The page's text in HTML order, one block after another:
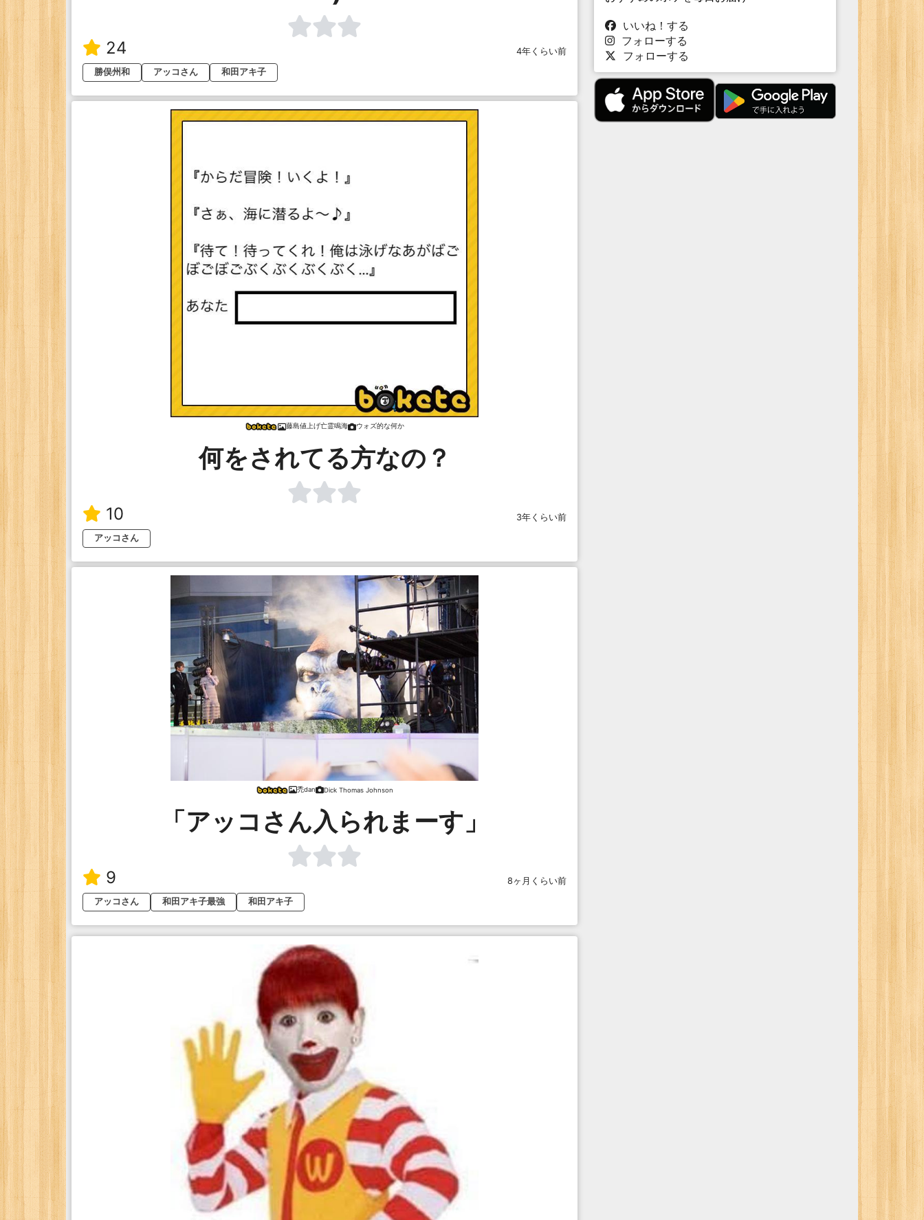
24
4年くらい前
勝俣州和
アッコさん 和田アキ子
藤島値上げ亡霊鳴海 ウォズ的な何か
何をされてる方なの？
10
3年くらい前
アッコさん
禿dan Dick Thomas Johnson
「アッコさん入られまーす」
9
8ヶ月くらい前
アッコさん
和田アキ子最強 和田アキ子
いいね！する
フォローする
フォローする